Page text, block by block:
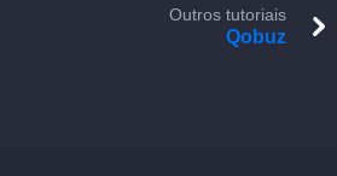
Outros tutoriais
Qobuz